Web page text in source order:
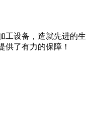
工设备，造就先进的生
供了有力的保障！